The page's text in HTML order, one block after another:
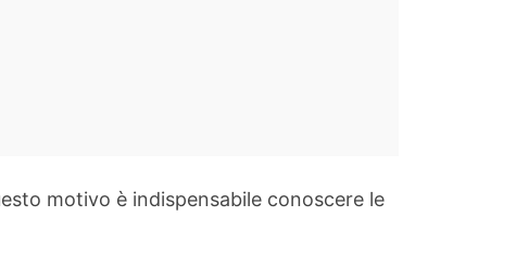
motivo è indispensabile conoscere le